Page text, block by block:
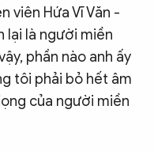
viên Hứa Vĩ Văn -
lại là người miền
phần nào anh ấy
tôi phải bỏ hết âm
của người miền